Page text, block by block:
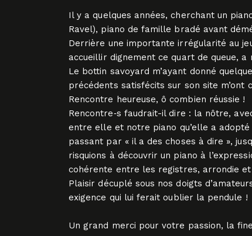
Il y a quelques années, cherchant un
Ravel), piano de famille bradé avant
Derrière une importante irrégularité au
accueillir dignement ce quart de queue,
Le bottin savoyard m’ayant donné
précédents satisfécits sur son site m’ont
Rencontre heureuse, ô combien réussie !
Rencontre‑s faudrait-il dire : la nôtre,
entre elle et notre piano qu’elle a
passant par « il a des choses à dire »,
risquions à découvrir un piano à
cohérente entre les registres, arrondie
Plaisir décuplé sous nos doigts
exigence qui lui ferait oublier la pendule !
Un grand merci pour votre passion, la